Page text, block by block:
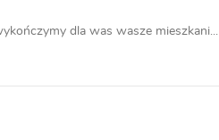
dla was wasze mieszkani...